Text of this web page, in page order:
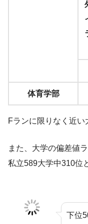
体育学部
Fランに限りなく近い
また、大学の偏差値
私立589大学中310位
下位